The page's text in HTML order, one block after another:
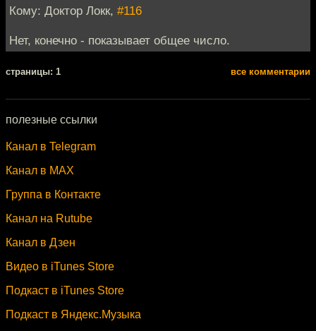
Кому: Доктор Локк, #116
Нет, конечно - показывает общее число.
cтраницы: 1 все комментарии
полезные ссылки
Канал в Telegram
Канал в MAX
Группа в Контакте
Канал на Rutube
Канал в Дзен
Видео в iTunes Store
Подкаст в iTunes Store
Подкаст в Яндекс.Музыка